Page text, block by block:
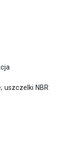
uszczelki NBR